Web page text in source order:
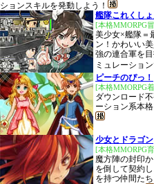
ションスキルを発動しよう！
艦隊これくし
[本格MMORPG
美少女×艦隊＝
ン！かわいい
強の連合軍を
ミュレーショ
ピーチのぴっ！
[本格MMORPG
ダウンロード
ーション系本
少女とドラゴン
[本格MMORPG
魔方陣の封印
を倒して契約
を持つ仲間た